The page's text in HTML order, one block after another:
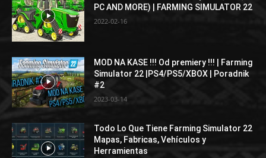
PC AND MORE) | FARMING SIMULATOR 22
2022-02-16
MOD NA KASE !!! Od premiery !!! | Farming
Simulator 22 |PS4/PS5/XBOX | Poradnik
#2
2023-03-14
Todo Lo Que Tiene Farming Simulator 22
Mapas, Fabricas, Vehículos y
Herramientas